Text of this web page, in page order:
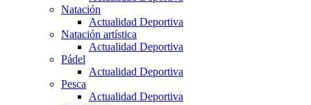
Natación
Actualidad Deportiva
Natación artística
Actualidad Deportiva
Pádel
Actualidad Deportiva
Pesca
Actualidad Deportiva